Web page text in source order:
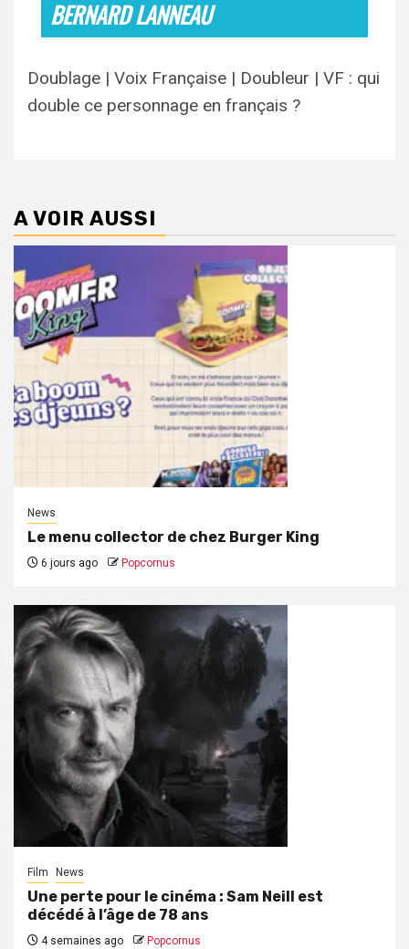
BERNARD LANNEAU
Doublage | Voix Française | Doubleur | VF : qui
double ce personnage en français ?
A VOIR AUSSI
News
Le menu collector de chez Burger King
6 jours ago Popcornus
Film News
Une perte pour le cinéma : Sam Neill est
décédé à l’âge de 78 ans
4 semaines ago Popcornus